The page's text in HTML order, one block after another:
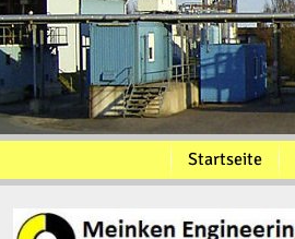
Startseite